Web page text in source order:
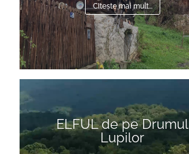
CItește mai mult...
Player
ELFUL de pe Drumul
Lupilor